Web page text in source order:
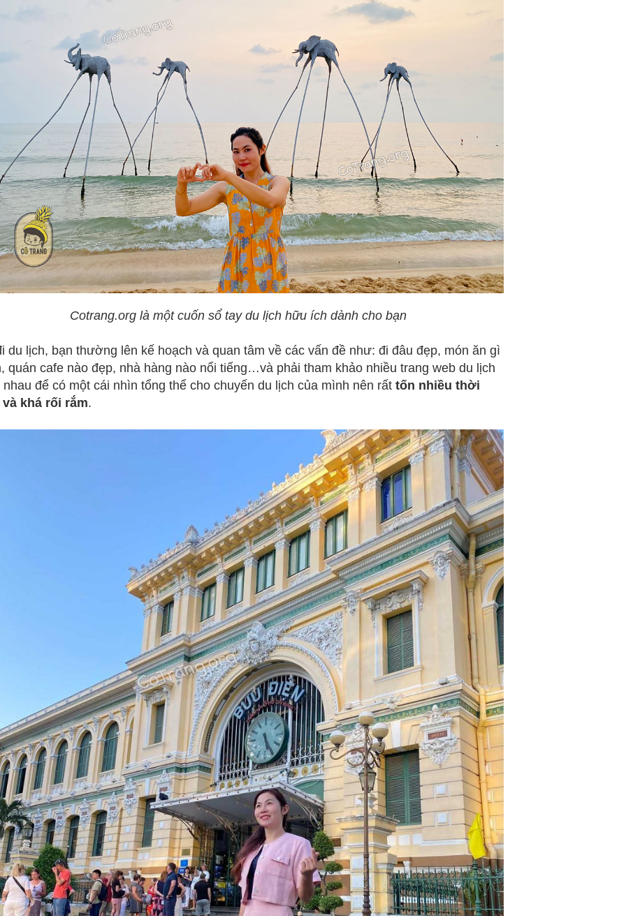
Cotrang.org là một cuốn sổ tay du lịch hữu ích dành cho bạn
du lịch, bạn thường lên kế hoạch và quan tâm về các vấn đề như: đi đâu đẹp, món ăn gì
quán cafe nào đẹp, nhà hàng nào nổi tiếng…và phải tham khảo nhiều trang web du lịch
nhau để có một cái nhìn tổng thể cho chuyến du lịch của mình nên rất tốn nhiều thời
khá rối rắm.